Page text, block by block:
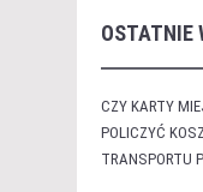
OSTATNIE
CZY KARTY
POLICZYĆ
TRANSPORTU